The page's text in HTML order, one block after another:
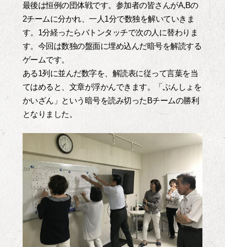
最後は恒例の団体戦です。参加者の皆さんがA,Bの
2チームに分かれ、一人1分で数独を解いていきま
す。1分経ったらバトンタッチで次の人に替わりま
す。今回は数独の盤面に埋め込んだ暗号を解読する
ゲームです。
ある1列に並んだ数字を、解読表に従って言葉を当
てはめると、文章が浮かんできます。「ぶんしょを
かいざん」という暗号を読み切ったBチームの勝利
となりました。